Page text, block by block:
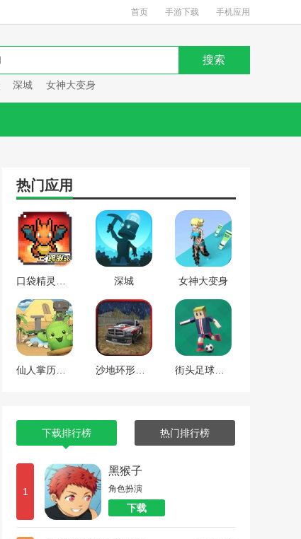
首页 手游下载 手机应用
深城 女神大变身
热门应用
深城 女神大变身
下载排行榜 热门排行榜
1
黑猴子
角色扮演
下载